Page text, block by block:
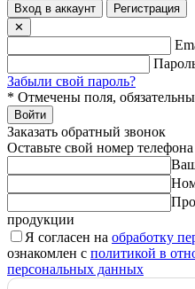
Вход в аккаунт
Регистрация
✕
Забыли свой пароль?
* Отмечены поля,
Войти
Заказать обратный звонок
Оставьте свой номер
продукции
Я согласен на обработку
ознакомлен с политикой в
персональных данных